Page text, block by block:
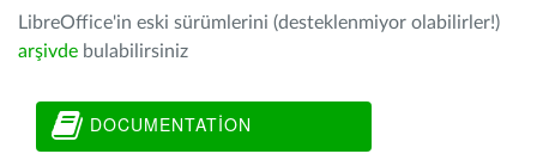
LibreOffice'in eski sürümlerini (desteklenmiyor olabilirler!)
arşivde bulabilirsiniz
DOCUMENTATION